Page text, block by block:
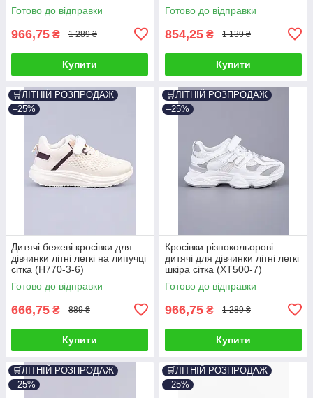
Готово до відправки
966,75 ₴ 1 289 ₴
Купити
Готово до відправки
854,25 ₴ 1 139 ₴
Купити
🛒ЛІТНІЙ РОЗПРОДАЖ
–25%
Дитячі бежеві кросівки для
дівчинки літні легкі на липучці
сітка (H770-3-6)
Готово до відправки
666,75 ₴ 889 ₴
Купити
🛒ЛІТНІЙ РОЗПРОДАЖ
–25%
Кросівки різнокольорові
дитячі для дівчинки літні легкі
шкіра сітка (XT500-7)
Готово до відправки
966,75 ₴ 1 289 ₴
Купити
🛒ЛІТНІЙ РОЗПРОДАЖ
–25%
🛒ЛІТНІЙ РОЗПРОДАЖ
–25%